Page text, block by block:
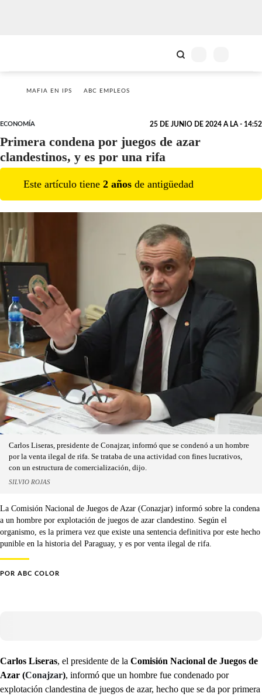
MAFIA EN IPS ABC EMPLEOS
ECONOMÍA 25 DE JUNIO DE 2024 A LA - 14:52
Primera condena por juegos de azar
clandestinos, y es por una rifa
Este artículo tiene 2 años de antigüedad
Carlos Liseras, presidente de Conajzar, informó que se condenó a un hombre
por la venta ilegal de rifa. Se trataba de una actividad con fines lucrativos,
con un estructura de comercialización, dijo.
SILVIO ROJAS
La Comisión Nacional de Juegos de Azar (Conazjar) informó sobre la condena
a un hombre por explotación de juegos de azar clandestino. Según el
organismo, es la primera vez que existe una sentencia definitiva por este hecho
punible en la historia del Paraguay, y es por venta ilegal de rifa.
POR ABC COLOR
Carlos Liseras, el presidente de la Comisión Nacional de Juegos de
Azar (Conajzar), informó que un hombre fue condenado por
explotación clandestina de juegos de azar, hecho que se da por primera